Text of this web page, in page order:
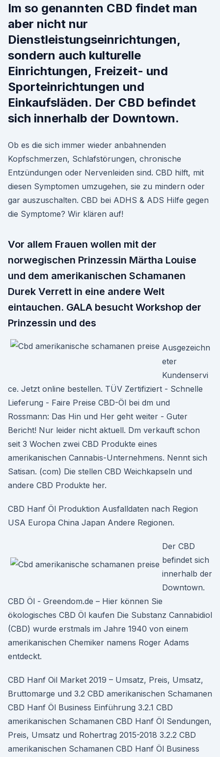
Im so genannten CBD findet man
aber nicht nur
Dienstleistungseinrichtungen,
sondern auch kulturelle
Einrichtungen, Freizeit- und
Sporteinrichtungen und
Einkaufsläden. Der CBD befindet
sich innerhalb der Downtown.
Ob es die sich immer wieder anbahnenden
Kopfschmerzen, Schlafstörungen, chronische
Entzündungen oder Nervenleiden sind. CBD hilft, mit
diesen Symptomen umzugehen, sie zu mindern oder
gar auszuschalten. CBD bei ADHS & ADS Hilfe gegen
die Symptome? Wir klären auf!
Vor allem Frauen wollen mit der
norwegischen Prinzessin Märtha Louise
und dem amerikanischen Schamanen
Durek Verrett in eine andere Welt
eintauchen. GALA besucht Workshop der
Prinzessin und des
Ausgezeichn
eter
Kundenservi
ce. Jetzt online bestellen. TÜV Zertifiziert - Schnelle
Lieferung - Faire Preise CBD-Öl bei dm und
Rossmann: Das Hin und Her geht weiter - Guter
Bericht! Nur leider nicht aktuell. Dm verkauft schon
seit 3 Wochen zwei CBD Produkte eines
amerikanischen Cannabis-Unternehmens. Nennt sich
Satisan. (com) Die stellen CBD Weichkapseln und
andere CBD Produkte her.
CBD Hanf Öl Produktion Ausfalldaten nach Region
USA Europa China Japan Andere Regionen.
Der CBD
befindet sich
innerhalb der
Downtown.
CBD Öl - Greendom.de – Hier können Sie
ökologisches CBD Öl kaufen Die Substanz Cannabidiol
(CBD) wurde erstmals im Jahre 1940 von einem
amerikanischen Chemiker namens Roger Adams
entdeckt.
CBD Hanf Oil Market 2019 – Umsatz, Preis, Umsatz,
Bruttomarge und 3.2 CBD amerikanischen Schamanen
CBD Hanf Öl Business Einführung 3.2.1 CBD
amerikanischen Schamanen CBD Hanf Öl Sendungen,
Preis, Umsatz und Rohertrag 2015-2018 3.2.2 CBD
amerikanischen Schamanen CBD Hanf Öl Business